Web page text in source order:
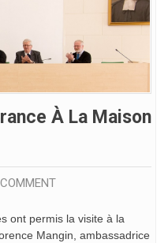
À La Maison
ont permis la visite à la
Mangin, ambassadrice